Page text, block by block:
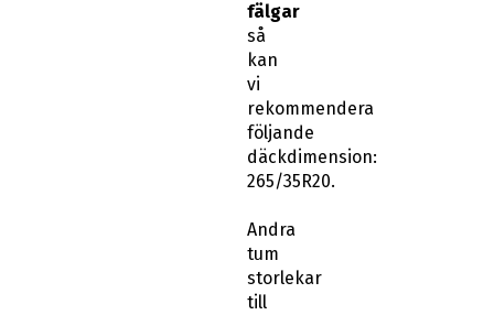
fälgar
så
kan
vi
rekommendera
följande
däckdimension:
265/35R20.
Andra
tum
storlekar
till